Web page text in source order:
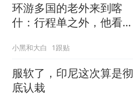
环游多国的老外来到喀
什：行程单之外，他看到
小黑和大白 1跟贴
服软了，印尼这次算是彻
底认栽